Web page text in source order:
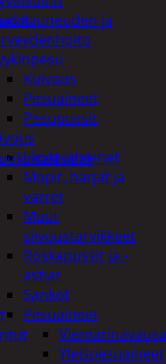
kauneuden ja
Kuivaus
Pesuaineet
Pesupussit
Liinat ja sienet
Mopit, harjat ja
varret
Muut
siivoustarvikkeet
Roskapussit ja -
astiat
Sankot
Pesuaineet
Yleispesuaineet